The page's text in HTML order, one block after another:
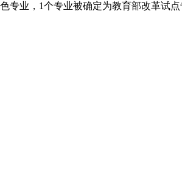
业，1个专业被确定为教育部改革试点